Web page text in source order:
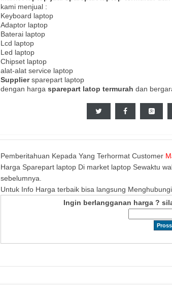
kami menjual :
Keyboard laptop
Adaptor laptop
Baterai laptop
Lcd laptop
Led laptop
Chipset laptop
alat-alat service laptop
Suppliersparepart laptop
dengan harga sparepart latop termurah dan
Pemberitahuan Kepada Yang Terhormat Customer
Harga Sparepart laptop Di market laptop Sewaktu
sebelumnya.
Untuk Info Harga terbaik bisa langsung
Ingin berlangganan harga ?